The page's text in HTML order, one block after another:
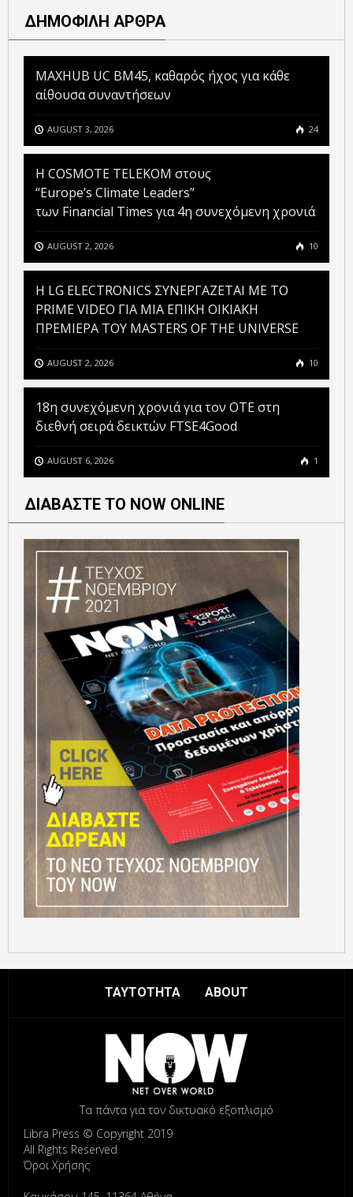
ΔΗΜΟΦΙΛΗ ΑΡΘΡΑ
MAXHUB UC BM45, καθαρός ήχος για κάθε
αίθουσα συναντήσεων
AUGUST 3, 2026 24
Η COSMOTE TELEKOM στους
“Europe’s Climate Leaders”
των Financial Times για 4η συνεχόμενη χρονιά
AUGUST 2, 2026 10
H LG ELECTRONICS ΣΥΝΕΡΓΑΖΕΤΑΙ ΜΕ ΤΟ
PRIME VIDEO ΓΙΑ ΜΙΑ ΕΠΙΚΗ ΟΙΚΙΑΚΗ
ΠΡΕΜΙΕΡΑ ΤΟΥ MASTERS OF THE UNIVERSE
AUGUST 2, 2026 10
18η συνεχόμενη χρονιά για τον ΟΤΕ στη
διεθνή σειρά δεικτών FTSE4Good
AUGUST 6, 2026 1
ΔΙΑΒΑΣΤΕ ΤΟ NOW ONLINE
ΤΑΥΤΟΤΗΤΑ ABOUT
Τα πάντα για τον δικτυακό εξοπλισμό
Libra Press © Copyright 2019
All Rights Reserved
Όροι Χρήσης